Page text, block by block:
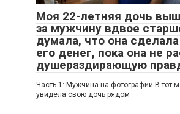
Моя 22-летняя дочь
за мужчину вдвое
думала, что она сделала
его денег, пока она не
душераздирающую
Часть 1: Мужчина на фотографии В тот
увидела свою дочь рядом